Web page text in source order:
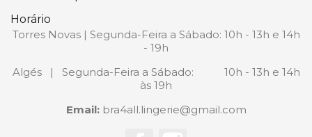
Horário
Torres Novas | Segunda-Feira a Sábado: 10h - 13h e 14h
- 19h
Algés | Segunda-Feira a Sábado: 10h - 13h e 14h
às 19h
Email:bra4all.lingerie@gmail.com